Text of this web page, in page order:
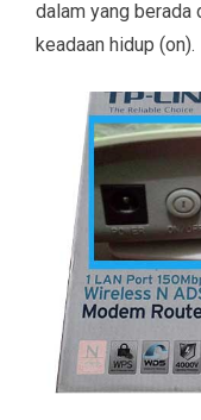
dalam yang berada
keadaan hidup (on).